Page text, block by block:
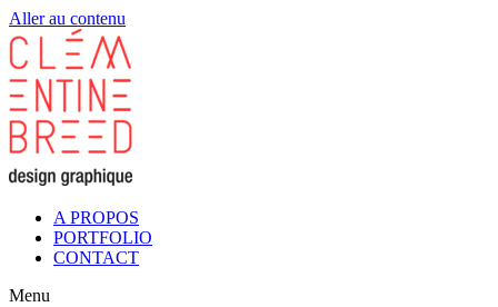
Aller au contenu
A PROPOS
PORTFOLIO
CONTACT
Menu